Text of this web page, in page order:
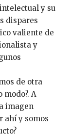
y su
dispares
valiente de
y
de otra
A
imagen
ahí y somos